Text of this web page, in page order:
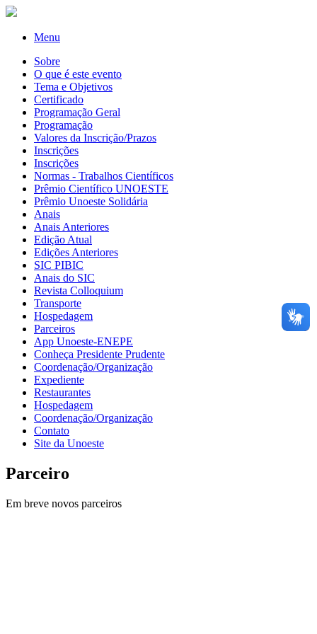
Menu
Sobre
O que é este evento
Tema e Objetivos
Certificado
Programação Geral
Programação
Valores da Inscrição/Prazos
Inscrições
Inscrições
Normas - Trabalhos Científicos
Prêmio Científico UNOESTE
Prêmio Unoeste Solidária
Anais
Anais Anteriores
Edição Atual
Edições Anteriores
SIC PIBIC
Anais do SIC
Revista Colloquium
Transporte
Hospedagem
Parceiros
App Unoeste-ENEPE
Conheça Presidente Prudente
Coordenação/Organização
Expediente
Restaurantes
Hospedagem
Coordenação/Organização
Contato
Site da Unoeste
Parceiro
Em breve novos parceiros